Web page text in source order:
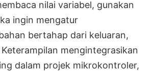
nilai variabel, gunakan
ingin mengatur
bertahap dari keluaran,
mengintegrasikan
dalam projek mikrokontroler,